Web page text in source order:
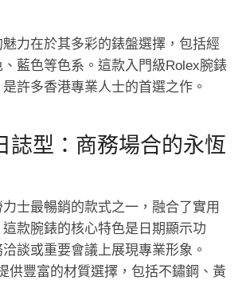
力在於其多彩的錶盤選擇，包括經
藍色等色系。這款入門級Rolex腕錶
許多香港專業人士的首選之作。
誌型：商務場合的永恆
力士最暢銷的款式之一，融合了實用
款腕錶的核心特色是日期顯示功
談或重要會議上展現專業形象。
供豐富的材質選擇，包括不鏽鋼、黃